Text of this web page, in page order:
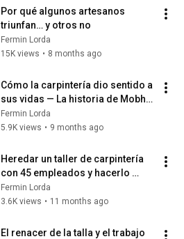
Por qué algunos artesanos
triunfan… y otros no
Fermin Lorda
15K views • 8 months ago
Cómo la carpintería dio sentido a
sus vidas — La historia de Mobhu
- Mobiliario Humano
Fermin Lorda
5.9K views • 9 months ago
Heredar un taller de carpintería
con 45 empleados y hacerlo
crecer: el reto de Albert Rojas
Fermin Lorda
3.6K views • 11 months ago
El renacer de la talla y el trabajo